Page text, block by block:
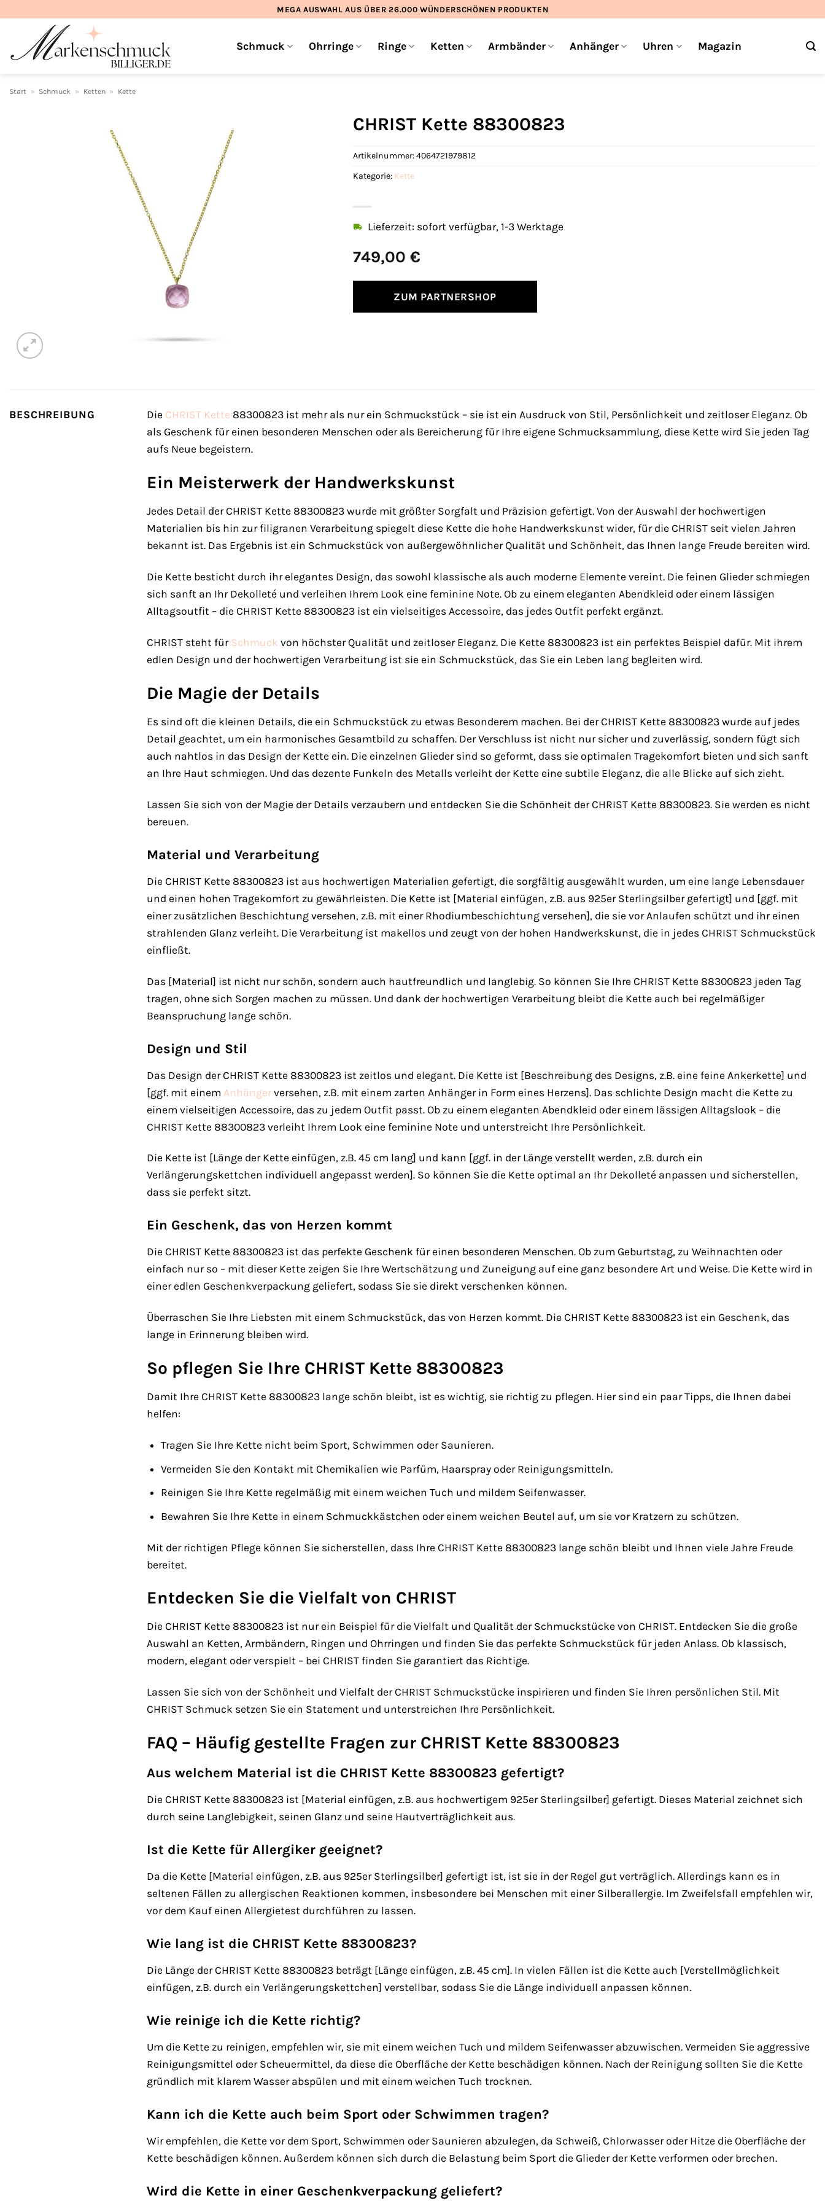
springen
MEGA AUSWAHL AUS ÜBER 26.000 WÜNDERSCHÖNEN PRODUKTEN
Schmuck Ohrringe Ringe Ketten Armbänder Anhänger Uhren Magazin
Start » Schmuck » Ketten » Kette
CHRIST Kette 88300823
749,00 €
Lieferzeit: sofort verfügbar, 1-3 Werktage
ZUM PARTNERSHOP
Artikelnummer:4064721979812
Kategorie: Kette
BESCHREIBUNG Die CHRIST Kette 88300823 ist mehr als nur ein Schmuckstück – sie ist ein Ausdruck von Stil, Persönlichkeit und zeitloser Eleganz. Ob
als Geschenk für einen besonderen Menschen oder als Bereicherung für Ihre eigene Schmucksammlung, diese Kette wird Sie jeden Tag
aufs Neue begeistern.
Ein Meisterwerk der Handwerkskunst
Jedes Detail der CHRIST Kette 88300823 wurde mit größter Sorgfalt und Präzision gefertigt. Von der Auswahl der hochwertigen
Materialien bis hin zur filigranen Verarbeitung spiegelt diese Kette die hohe Handwerkskunst wider, für die CHRIST seit vielen Jahren
bekannt ist. Das Ergebnis ist ein Schmuckstück von außergewöhnlicher Qualität und Schönheit, das Ihnen lange Freude bereiten wird.
Die Kette besticht durch ihr elegantes Design, das sowohl klassische als auch moderne Elemente vereint. Die feinen Glieder schmiegen
sich sanft an Ihr Dekolleté und verleihen Ihrem Look eine feminine Note. Ob zu einem eleganten Abendkleid oder einem lässigen
Alltagsoutfit – die CHRIST Kette 88300823 ist ein vielseitiges Accessoire, das jedes Outfit perfekt ergänzt.
CHRIST steht für Schmuck von höchster Qualität und zeitloser Eleganz. Die Kette 88300823 ist ein perfektes Beispiel dafür. Mit ihrem
edlen Design und der hochwertigen Verarbeitung ist sie ein Schmuckstück, das Sie ein Leben lang begleiten wird.
Die Magie der Details
Es sind oft die kleinen Details, die ein Schmuckstück zu etwas Besonderem machen. Bei der CHRIST Kette 88300823 wurde auf jedes
Detail geachtet, um ein harmonisches Gesamtbild zu schaffen. Der Verschluss ist nicht nur sicher und zuverlässig, sondern fügt sich
auch nahtlos in das Design der Kette ein. Die einzelnen Glieder sind so geformt, dass sie optimalen Tragekomfort bieten und sich sanft
an Ihre Haut schmiegen. Und das dezente Funkeln des Metalls verleiht der Kette eine subtile Eleganz, die alle Blicke auf sich zieht.
Lassen Sie sich von der Magie der Details verzaubern und entdecken Sie die Schönheit der CHRIST Kette 88300823. Sie werden es nicht
bereuen.
Material und Verarbeitung
Die CHRIST Kette 88300823 ist aus hochwertigen Materialien gefertigt, die sorgfältig ausgewählt wurden, um eine lange Lebensdauer
und einen hohen Tragekomfort zu gewährleisten. Die Kette ist [Material einfügen, z.B. aus 925er Sterlingsilber gefertigt] und [ggf. mit
einer zusätzlichen Beschichtung versehen, z.B. mit einer Rhodiumbeschichtung versehen], die sie vor Anlaufen schützt und ihr einen
strahlenden Glanz verleiht. Die Verarbeitung ist makellos und zeugt von der hohen Handwerkskunst, die in jedes CHRIST Schmuckstück
einfließt.
Das [Material] ist nicht nur schön, sondern auch hautfreundlich und langlebig. So können Sie Ihre CHRIST Kette 88300823 jeden Tag
tragen, ohne sich Sorgen machen zu müssen. Und dank der hochwertigen Verarbeitung bleibt die Kette auch bei regelmäßiger
Beanspruchung lange schön.
Design und Stil
Das Design der CHRIST Kette 88300823 ist zeitlos und elegant. Die Kette ist [Beschreibung des Designs, z.B. eine feine Ankerkette] und
[ggf. mit einem Anhänger versehen, z.B. mit einem zarten Anhänger in Form eines Herzens]. Das schlichte Design macht die Kette zu
einem vielseitigen Accessoire, das zu jedem Outfit passt. Ob zu einem eleganten Abendkleid oder einem lässigen Alltagslook – die
CHRIST Kette 88300823 verleiht Ihrem Look eine feminine Note und unterstreicht Ihre Persönlichkeit.
Die Kette ist [Länge der Kette einfügen, z.B. 45 cm lang] und kann [ggf. in der Länge verstellt werden, z.B. durch ein
Verlängerungskettchen individuell angepasst werden]. So können Sie die Kette optimal an Ihr Dekolleté anpassen und sicherstellen,
dass sie perfekt sitzt.
Ein Geschenk, das von Herzen kommt
Die CHRIST Kette 88300823 ist das perfekte Geschenk für einen besonderen Menschen. Ob zum Geburtstag, zu Weihnachten oder
einfach nur so – mit dieser Kette zeigen Sie Ihre Wertschätzung und Zuneigung auf eine ganz besondere Art und Weise. Die Kette wird in
einer edlen Geschenkverpackung geliefert, sodass Sie sie direkt verschenken können.
Überraschen Sie Ihre Liebsten mit einem Schmuckstück, das von Herzen kommt. Die CHRIST Kette 88300823 ist ein Geschenk, das
lange in Erinnerung bleiben wird.
So pflegen Sie Ihre CHRIST Kette 88300823
Damit Ihre CHRIST Kette 88300823 lange schön bleibt, ist es wichtig, sie richtig zu pflegen. Hier sind ein paar Tipps, die Ihnen dabei
helfen:
Tragen Sie Ihre Kette nicht beim Sport, Schwimmen oder Saunieren.
Vermeiden Sie den Kontakt mit Chemikalien wie Parfüm, Haarspray oder Reinigungsmitteln.
Reinigen Sie Ihre Kette regelmäßig mit einem weichen Tuch und mildem Seifenwasser.
Bewahren Sie Ihre Kette in einem Schmuckkästchen oder einem weichen Beutel auf, um sie vor Kratzern zu schützen.
Mit der richtigen Pflege können Sie sicherstellen, dass Ihre CHRIST Kette 88300823 lange schön bleibt und Ihnen viele Jahre Freude
bereitet.
Entdecken Sie die Vielfalt von CHRIST
Die CHRIST Kette 88300823 ist nur ein Beispiel für die Vielfalt und Qualität der Schmuckstücke von CHRIST. Entdecken Sie die große
Auswahl an Ketten, Armbändern, Ringen und Ohrringen und finden Sie das perfekte Schmuckstück für jeden Anlass. Ob klassisch,
modern, elegant oder verspielt – bei CHRIST finden Sie garantiert das Richtige.
Lassen Sie sich von der Schönheit und Vielfalt der CHRIST Schmuckstücke inspirieren und finden Sie Ihren persönlichen Stil. Mit
CHRIST Schmuck setzen Sie ein Statement und unterstreichen Ihre Persönlichkeit.
FAQ – Häufig gestellte Fragen zur CHRIST Kette 88300823
Aus welchem Material ist die CHRIST Kette 88300823 gefertigt?
Die CHRIST Kette 88300823 ist [Material einfügen, z.B. aus hochwertigem 925er Sterlingsilber] gefertigt. Dieses Material zeichnet sich
durch seine Langlebigkeit, seinen Glanz und seine Hautverträglichkeit aus.
Ist die Kette für Allergiker geeignet?
Da die Kette [Material einfügen, z.B. aus 925er Sterlingsilber] gefertigt ist, ist sie in der Regel gut verträglich. Allerdings kann es in
seltenen Fällen zu allergischen Reaktionen kommen, insbesondere bei Menschen mit einer Silberallergie. Im Zweifelsfall empfehlen wir,
vor dem Kauf einen Allergietest durchführen zu lassen.
Wie lang ist die CHRIST Kette 88300823?
Die Länge der CHRIST Kette 88300823 beträgt [Länge einfügen, z.B. 45 cm]. In vielen Fällen ist die Kette auch [Verstellmöglichkeit
einfügen, z.B. durch ein Verlängerungskettchen] verstellbar, sodass Sie die Länge individuell anpassen können.
Wie reinige ich die Kette richtig?
Um die Kette zu reinigen, empfehlen wir, sie mit einem weichen Tuch und mildem Seifenwasser abzuwischen. Vermeiden Sie aggressive
Reinigungsmittel oder Scheuermittel, da diese die Oberfläche der Kette beschädigen können. Nach der Reinigung sollten Sie die Kette
gründlich mit klarem Wasser abspülen und mit einem weichen Tuch trocknen.
Kann ich die Kette auch beim Sport oder Schwimmen tragen?
Wir empfehlen, die Kette vor dem Sport, Schwimmen oder Saunieren abzulegen, da Schweiß, Chlorwasser oder Hitze die Oberfläche der
Kette beschädigen können. Außerdem können sich durch die Belastung beim Sport die Glieder der Kette verformen oder brechen.
Wird die Kette in einer Geschenkverpackung geliefert?